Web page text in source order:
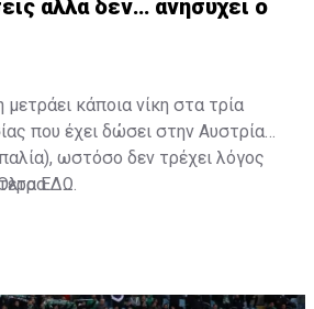
αλλά δεν… ανησυχεί ο
κάποια νίκη στα τρία
που έχει δώσει στην Αυστρία
ωστόσο δεν τρέχει λόγος
ΕΔΩ.